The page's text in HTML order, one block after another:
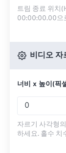
트림 종료 위치
00:00:00.00으
비디오 자
너비 x 높이(픽
자르기 사각형
하세요. 홀수 치